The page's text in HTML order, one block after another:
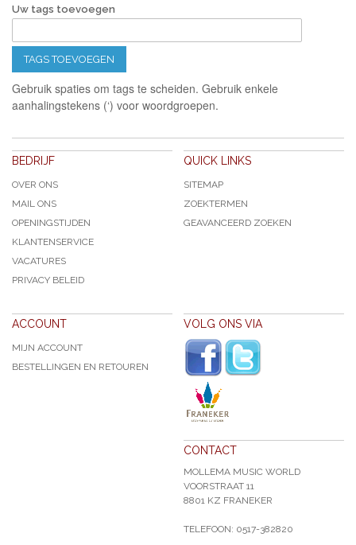
Uw tags toevoegen
TAGS TOEVOEGEN
Gebruik spaties om tags te scheiden. Gebruik enkele
aanhalingstekens (‘) voor woordgroepen.
BEDRIJF
OVER ONS
MAIL ONS
OPENINGSTIJDEN
KLANTENSERVICE
VACATURES
PRIVACY BELEID
QUICK LINKS
SITEMAP
ZOEKTERMEN
GEAVANCEERD ZOEKEN
ACCOUNT
MIJN ACCOUNT
BESTELLINGEN EN RETOUREN
VOLG ONS VIA
CONTACT
MOLLEMA MUSIC WORLD
VOORSTRAAT 11
8801 KZ FRANEKER
TELEFOON: 0517-382820